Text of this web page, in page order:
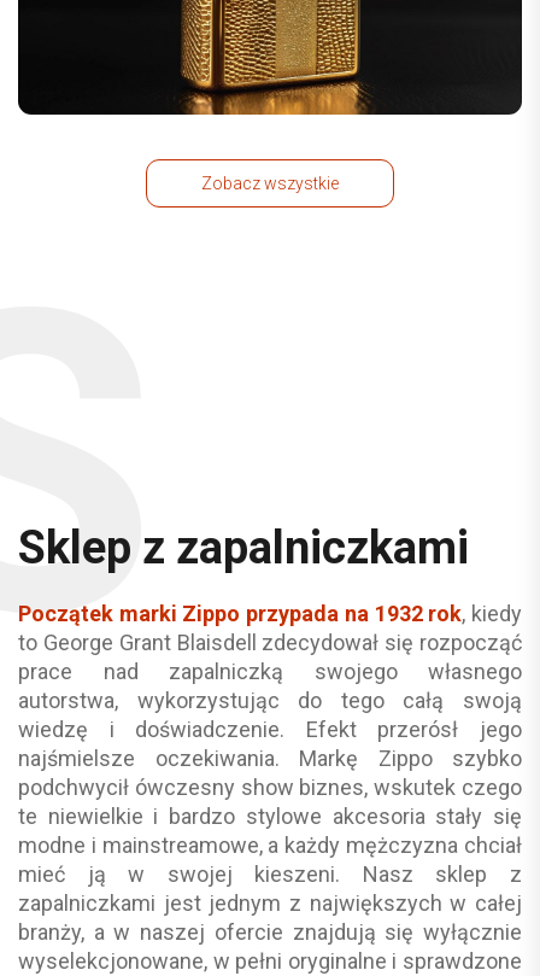
Zobacz wszystkie
Sklep z zapalniczkami
Początek marki Zippo przypada na 1932 rok, kiedy
to George Grant Blaisdell zdecydował się rozpocząć
prace nad zapalniczką swojego własnego
autorstwa, wykorzystując do tego całą swoją
wiedzę i doświadczenie. Efekt przerósł jego
najśmielsze oczekiwania. Markę Zippo szybko
podchwycił ówczesny show biznes, wskutek czego
te niewielkie i bardzo stylowe akcesoria stały się
modne i mainstreamowe, a każdy mężczyzna chciał
mieć ją w swojej kieszeni. Nasz sklep z
zapalniczkami jest jednym z największych w całej
branży, a w naszej ofercie znajdują się wyłącznie
wyselekcjonowane, w pełni oryginalne i sprawdzone